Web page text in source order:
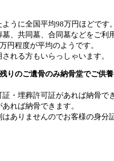
うに全国平均98万円ほどです
、共同墓、合同墓などをご利
円程度が平均のようです。
れる方もいらっしゃいます。
りのご遺骨のみ納骨堂でご供
・埋葬許可証があれば納骨で
れば納骨できます。
ありませんのでお客様の身分